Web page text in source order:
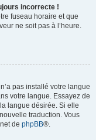
incorrecte !
fuseau horaire et que
ne soit pas à l’heure.
pas installé votre langue
votre langue. Essayez de
langue désirée. Si elle
traduction. Vous
de phpBB®.